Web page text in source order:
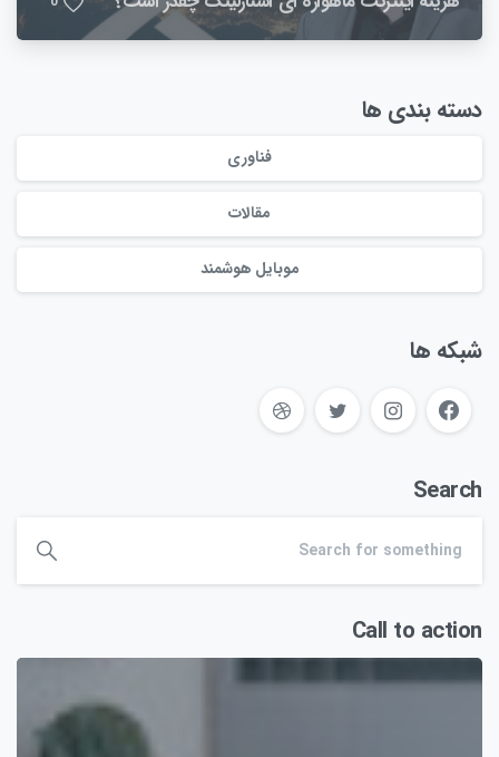
دسته بندی ها
فناوری
مقالات
موبایل هوشمند
شبکه ها
Search
Call to action